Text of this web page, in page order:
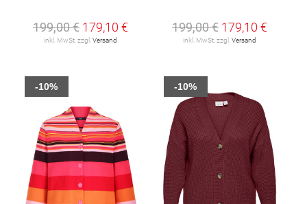
199,00 € 179,10 €
inkl. MwSt. zzgl. Versand
199,00 € 179,10 €
inkl. MwSt. zzgl. Versand
-10% -10%